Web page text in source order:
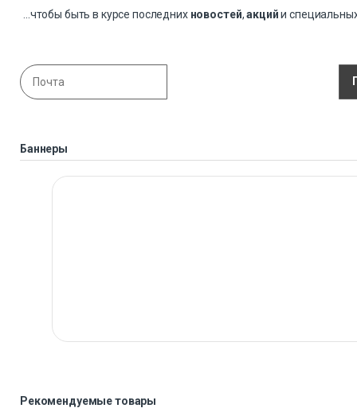
...чтобы быть в курсе последних новостей,акцийи
Баннеры
Рекомендуемые товары